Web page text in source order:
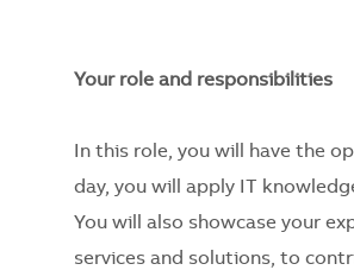
Your role and responsibilities
In this role, you will have the
day, you will apply IT
You will also showcase your
services and solutions, to